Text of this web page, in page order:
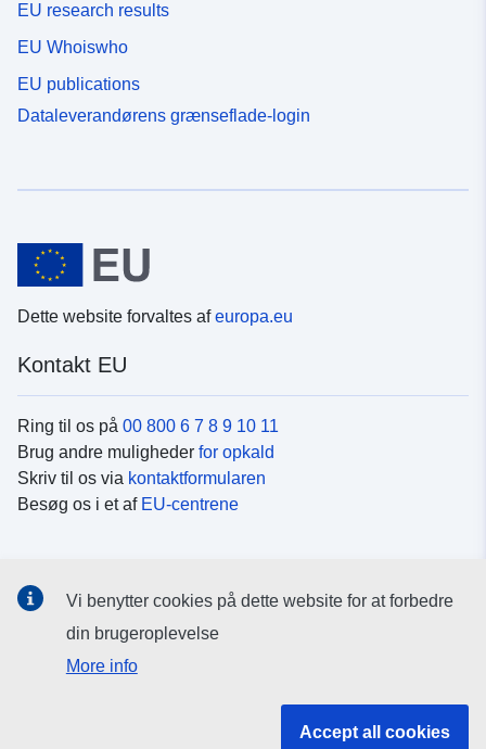
EU research results
EU Whoiswho
EU publications
Dataleverandørens grænseflade-login
Dette website forvaltes afeuropa.eu
Kontakt EU
Ring til os på 00 800 6 7 8 9 10 11
Brug andre muligheder for opkald
Skriv til os via kontaktformularen
Besøg os i et af EU-centrene
Søg efter EU's sider påsociale medier
EU-institutioner og -organer
Vi benytter cookies på dette website for at forbedre
din brugeroplevelse
More info
Accept all cookies